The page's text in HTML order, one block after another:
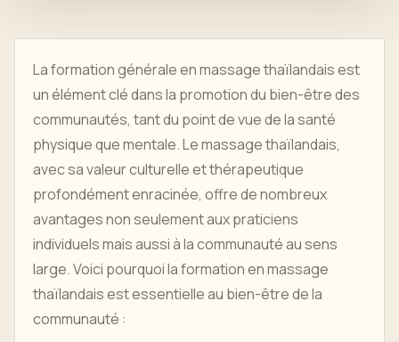
La formation générale en massage thaïlandais est
un élément clé dans la promotion du bien-être des
communautés, tant du point de vue de la santé
physique que mentale. Le massage thaïlandais,
avec sa valeur culturelle et thérapeutique
profondément enracinée, offre de nombreux
avantages non seulement aux praticiens
individuels mais aussi à la communauté au sens
large. Voici pourquoi la formation en massage
thaïlandais est essentielle au bien-être de la
communauté :